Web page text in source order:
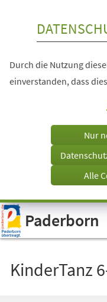
Visuelle
Assistenzsoftware
öffnen.
Durch die Nutzung
einverstanden, dass
Nur
Alle
Paderborn
KinderTanz